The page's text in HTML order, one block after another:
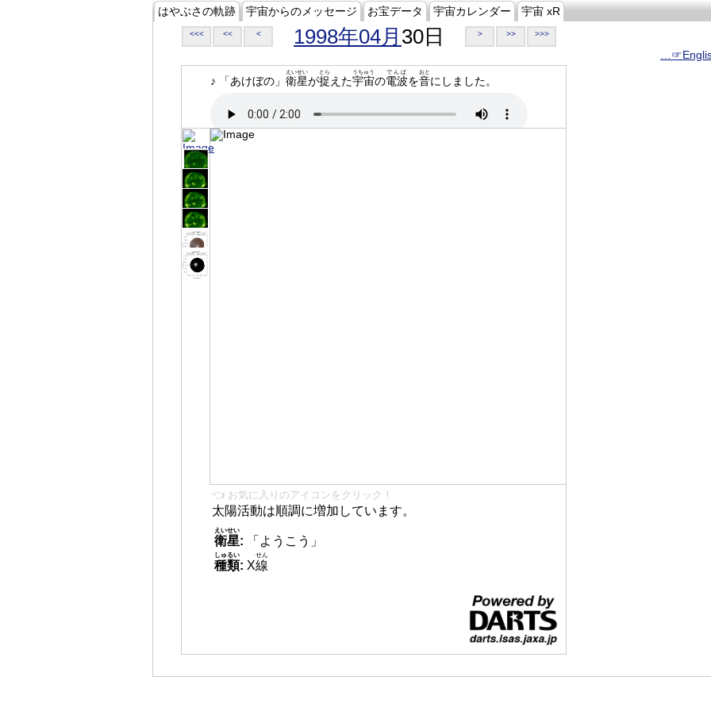
はやぶさの軌跡 宇宙からのメッセージ お宝データ 宇宙カレンダー 宇宙 xR
<<< << < 1998年04月 30日 > >> >>>
♪ 「あけぼの」 衛星
えいせい
が捉
とら
えた宇宙
うちゅう
の電波
でんぱ
を音
おと
にしました。
👈 お気に入りのアイコンをクリック！
太陽活動は順調に増加しています。
衛星
えいせい
:
「ようこう」
種類
しゅるい
: X線
せん